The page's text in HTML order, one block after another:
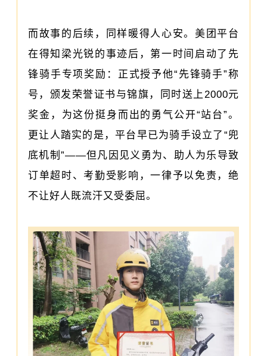
而故事的后续，同样暖得人心安。美团平台
在得知梁光锐的事迹后，第一时间启动了先
锋骑手专项奖励：正式授予他“先锋骑手”称
号，颁发荣誉证书与锦旗，同时送上2000元
奖金，为这份挺身而出的勇气公开“站台”。
更让人踏实的是，平台早已为骑手设立了“兜
底机制”——但凡因见义勇为、助人为乐导致
订单超时、考勤受影响，一律予以免责，绝
不让好人既流汗又受委屈。